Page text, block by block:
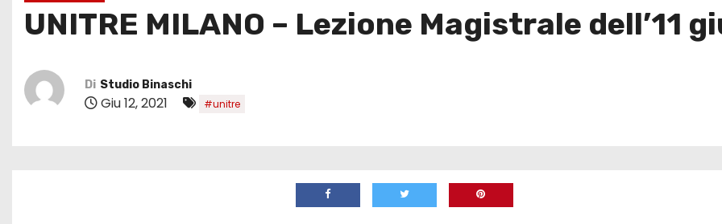
UNITRE MILANO – Lezione Magistrale dell’11
Di Studio Binaschi
Giu 12, 2021 #unitre